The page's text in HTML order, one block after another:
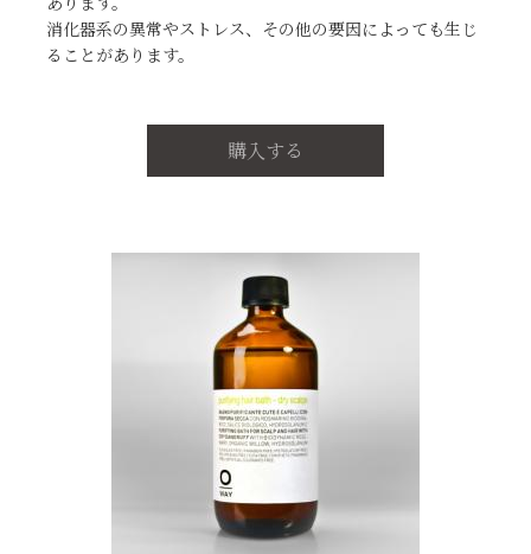
消化器系の異常やストレス、その他の要因によっても生じ
ることがあります。
購入する